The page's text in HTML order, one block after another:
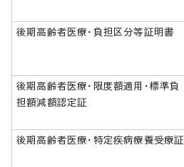
後期高齢者医療・負担区分等証明書
後期高齢者医療・限度額適用・標準負
担額減額認定証
後期高齢者医療・特定疾病療養受療証